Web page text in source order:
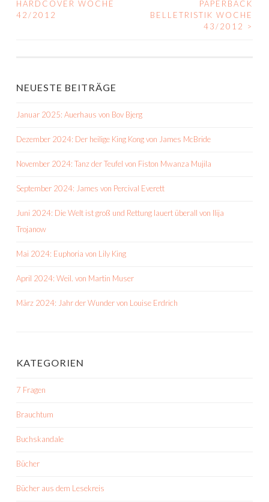
NAVIGATION
HARDCOVER WOCHE
42/2012
PAPERBACK
BELLETRISTIK WOCHE
43/2012
>
NEUESTE BEITRÄGE
Januar 2025: Auerhaus von Bov Bjerg
Dezember 2024: Der heilige King Kong von James McBride
November 2024: Tanz der Teufel von Fiston Mwanza Mujila
September 2024: James von Percival Everett
Juni 2024: Die Welt ist groß und Rettung lauert überall von Ilija
Trojanow
Mai 2024: Euphoria von Lily King
April 2024: Weil. von Martin Muser
März 2024: Jahr der Wunder von Louise Erdrich
KATEGORIEN
7 Fragen
Brauchtum
Buchskandale
Bücher
Bücher aus dem Lesekreis